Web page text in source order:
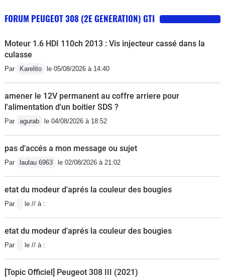
FORUM PEUGEOT 308 (2E GENERATION) GTI
Moteur 1.6 HDI 110ch 2013 : Vis injecteur cassé dans la
culasse
Par Karelito le 05/08/2026 à 14:40
amener le 12V permanent au coffre arriere pour
l'alimentation d'un boitier SDS ?
Par agurab le 04/08/2026 à 18:52
pas d'accés a mon message ou sujet
Par laulau 6963 le 02/08/2026 à 21:02
etat du modeur d'aprés la couleur des bougies
Par le // à :
etat du modeur d'aprés la couleur des bougies
Par le // à :
[Topic Officiel] Peugeot 308 III (2021)